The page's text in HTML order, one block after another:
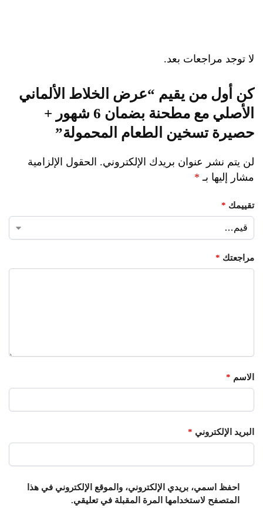
لا توجد مراجعات بعد.
كن أول من يقيم “عرض الخلاط الألماني
الأصلي مع مطحنة بضمان 6 شهور +
حصيرة تسخين الطعام المحمولة”
لن يتم نشر عنوان بريدك الإلكتروني. الحقول الإلزامية
مشار إليها بـ *
تقييمك *
مراجعتك *
الاسم *
البريد الإلكتروني *
احفظ اسمي، بريدي الإلكتروني، والموقع الإلكتروني في هذا
المتصفح لاستخدامها المرة المقبلة في تعليقي.